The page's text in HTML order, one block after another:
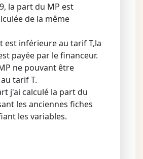
la part du MP est
de la même
est inférieure au tarif T,la
payée par le financeur.
ne pouvant être
tarif T.
j'ai calculé la part du
les anciennes fiches
les variables.